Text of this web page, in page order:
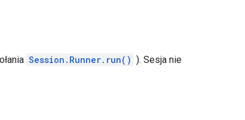
Session.Runner.run() ). Sesja nie